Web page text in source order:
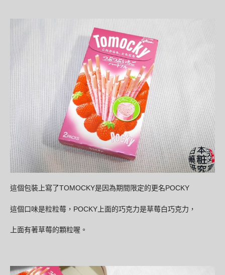
這個包裝上寫了TOMOCKY是因為期間限定的更名POCKY
這個口味是粒粒莓， POCKY 上面的巧克力是草莓白巧克力，
上面有著草莓的顆粒喔。